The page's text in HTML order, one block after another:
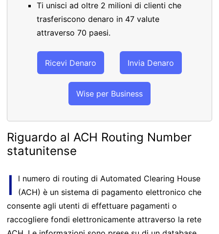
Ti unisci ad oltre 2 milioni di clienti che
trasferiscono denaro in 47 valute
attraverso 70 paesi.
Ricevi Denaro Invia Denaro
Wise per Business
Riguardo al ACH Routing Number
statunitense
I
l numero di routing di Automated Clearing House
(ACH) è un sistema di pagamento elettronico che
consente agli utenti di effettuare pagamenti o
raccogliere fondi elettronicamente attraverso la rete